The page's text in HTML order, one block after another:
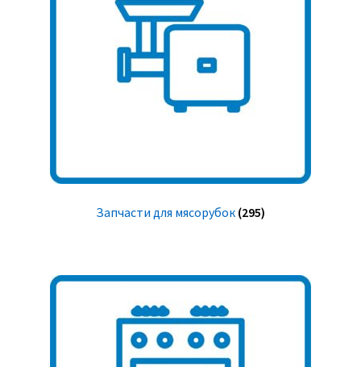
Запчасти для мясорубок (295)